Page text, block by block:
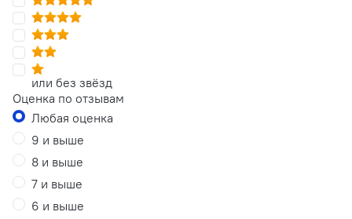
или без звёзд
Оценка по отзывам
Любая оценка
9 и выше
8 и выше
7 и выше
6 и выше